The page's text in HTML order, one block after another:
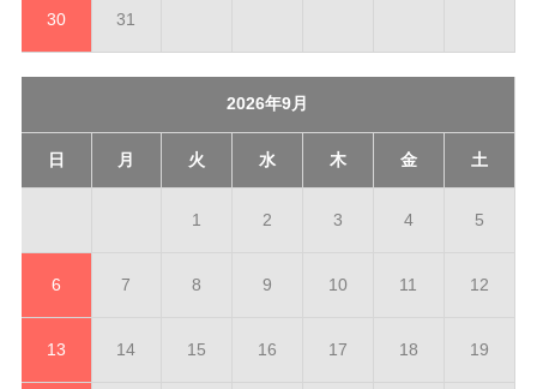
30 31
2026年9月
日 月 火 水 木 金 土
1 2 3 4 5
6 7 8 9 10 11 12
13 14 15 16 17 18 19